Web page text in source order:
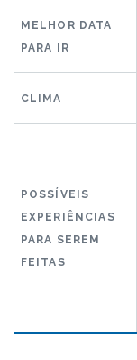
MELHOR DATA
PARA IR
CLIMA
POSSÍVEIS
EXPERIÊNCIAS
PARA SEREM
FEITAS